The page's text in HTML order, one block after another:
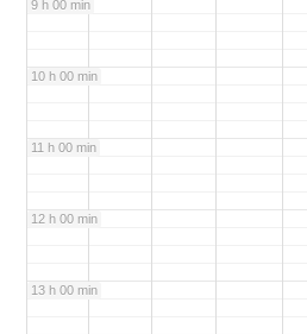
9 h 00 min
10 h 00 min
11 h 00 min
12 h 00 min
13 h 00 min